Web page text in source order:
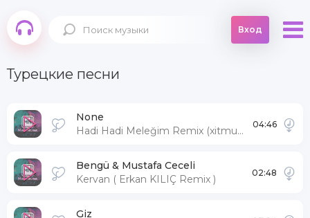
Вход
Турецкие песни
None
Hadi Hadi Meleğim Remix (xitmuzon.net)
04:46
Bengü & Mustafa Ceceli
Kervan ( Erkan KILIÇ Remix )
02:48
Giz